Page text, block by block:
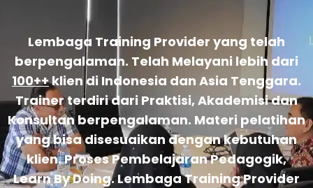
Lembaga Training Provider yang telah
berpengalaman. Telah Melayani lebih dari
100++klien di Indonesia dan Asia Tenggara.
Trainer terdiri dari Praktisi, Akademisi dan
Konsultan berpengalaman. Materi pelatihan
yang bisa disesuaikan dengan kebutuhan
klien. Proses Pembelajaran Pedagogik,
Learn By Doing. Lembaga Training Provider